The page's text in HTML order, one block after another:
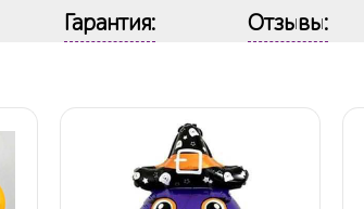
Гарантия: Отзывы: